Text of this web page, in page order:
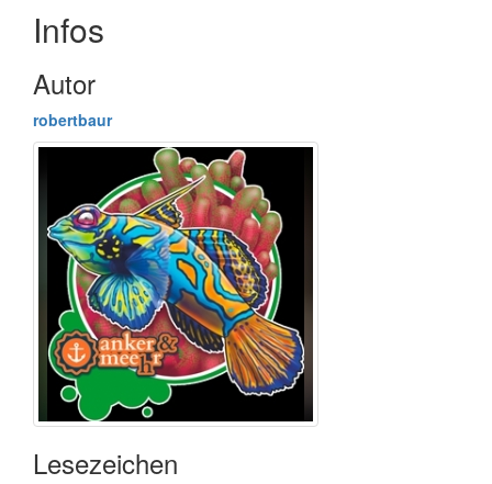
Infos
Autor
robertbaur
Lesezeichen